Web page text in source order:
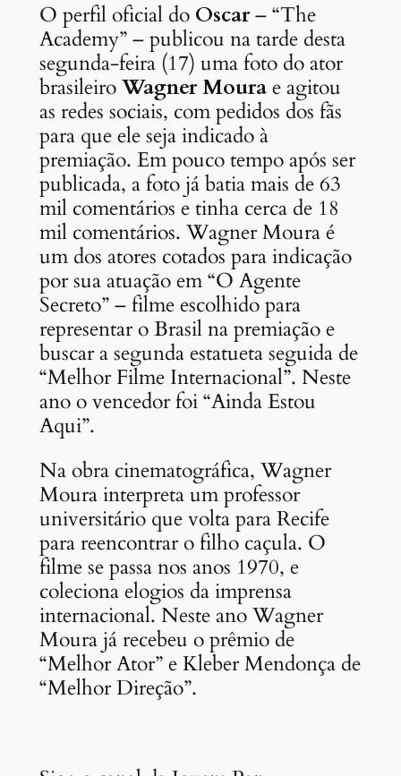
O perfil oficial do Oscar– “The
Academy” – publicou na tarde desta
segunda-feira (17) uma foto do ator
brasileiroWagner Mourae agitou
as redes sociais, com pedidos dos fãs
para que ele seja indicado à
premiação. Em pouco tempo após ser
publicada, a foto já batia mais de 63
mil comentários e tinha cerca de 18
mil comentários. Wagner Moura é
um dos atores cotados para indicação
por sua atuação em “O Agente
Secreto” – filme escolhido para
representar o Brasil na premiação e
buscar a segunda estatueta seguida de
“Melhor Filme Internacional”. Neste
ano o vencedor foi “Ainda Estou
Aqui”.
Na obra cinematográfica, Wagner
Moura interpreta um professor
universitário que volta para Recife
para reencontrar o filho caçula. O
filme se passa nos anos 1970, e
coleciona elogios da imprensa
internacional. Neste ano Wagner
Moura já recebeu o prêmio de
“Melhor Ator” e Kleber Mendonça de
“Melhor Direção”.